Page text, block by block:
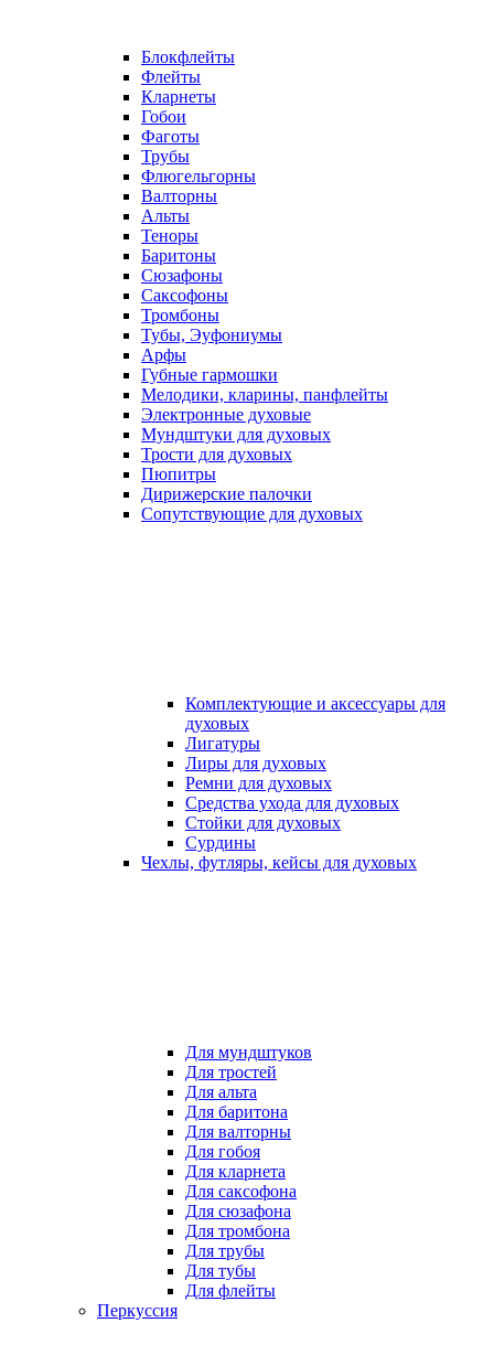
Блокфлейты
Флейты
Кларнеты
Гобои
Фаготы
Трубы
Флюгельгорны
Валторны
Альты
Теноры
Баритоны
Сюзафоны
Саксофоны
Тромбоны
Тубы, Эуфониумы
Арфы
Губные гармошки
Мелодики, кларины, панфлейты
Электронные духовые
Мундштуки для духовых
Трости для духовых
Пюпитры
Дирижерские палочки
Сопутствующие для духовых
Комплектующие и аксессуары для
духовых
Лигатуры
Лиры для духовых
Ремни для духовых
Средства ухода для духовых
Стойки для духовых
Сурдины
Чехлы, футляры, кейсы для духовых
Для мундштуков
Для тростей
Для альта
Для баритона
Для валторны
Для гобоя
Для кларнета
Для саксофона
Для сюзафона
Для тромбона
Для трубы
Для тубы
Для флейты
Перкуссия